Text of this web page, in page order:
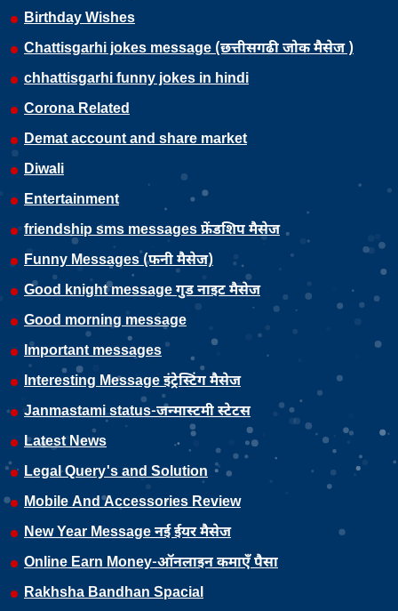
Birthday Wishes
Chattisgarhi jokes message (छत्तीसगढी जोक मैसेज )
chhattisgarhi funny jokes in hindi
Corona Related
Demat account and share market
Diwali
Entertainment
friendship sms messages फ्रेंडशिप मैसेज
Funny Messages (फनी मैसेज)
Good knight message गुड नाइट मैसेज
Good morning message
Important messages
Interesting Message इंट्रेस्टिंग मैसेज
Janmastami status-जन्मास्टमी स्टेटस
Latest News
Legal Query's and Solution
Mobile And Accessories Review
New Year Message नई ईयर मैसेज
Online Earn Money-ऑनलाइन कमाएँ पैसा
Rakhsha Bandhan Spacial